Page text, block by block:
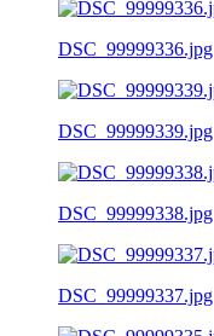
DSC_99999336.jpg
DSC_99999339.jpg
DSC_99999338.jpg
DSC_99999337.jpg